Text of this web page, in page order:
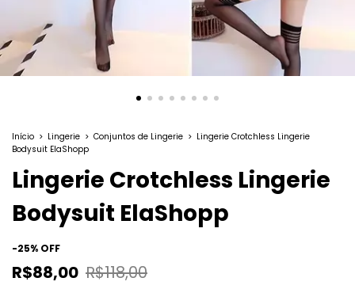
Início > Lingerie > Conjuntos de Lingerie > Lingerie Crotchless Lingerie
Bodysuit ElaShopp
Lingerie Crotchless Lingerie
Bodysuit ElaShopp
-25% OFF
R$88,00 R$118,00